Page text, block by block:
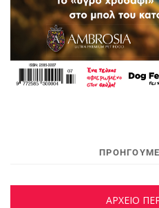
ΑΡΧΕΙΟ